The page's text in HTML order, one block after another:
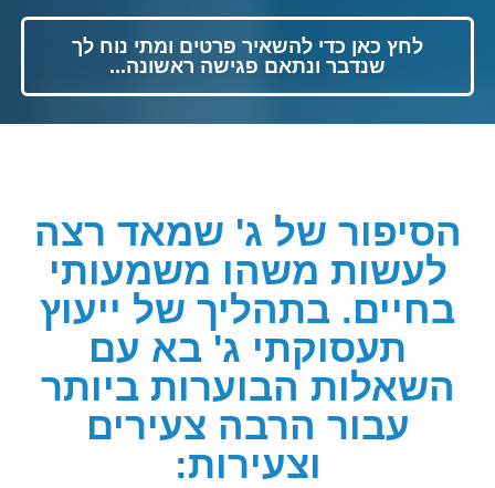
לחץ כאן כדי להשאיר פרטים ומתי נוח לך
שנדבר ונתאם פגישה ראשונה...
הסיפור של ג' שמאד רצה
לעשות משהו משמעותי
בחיים. בתהליך של ייעוץ
תעסוקתי ג' בא עם
השאלות הבוערות ביותר
עבור הרבה צעירים
וצעירות: